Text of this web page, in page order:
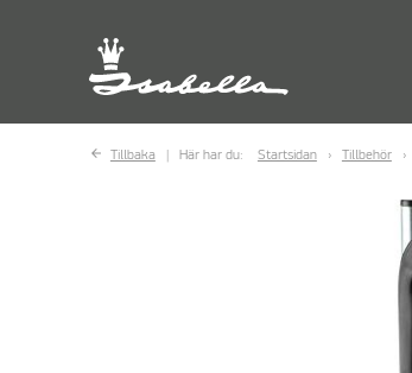
Tillbaka Här har du: Startsidan Tillbehör